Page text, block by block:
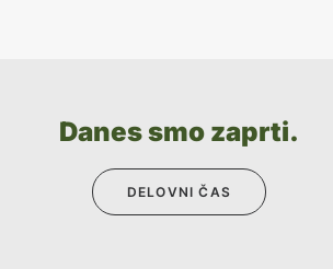
Danes smo zaprti.
DELOVNI ČAS